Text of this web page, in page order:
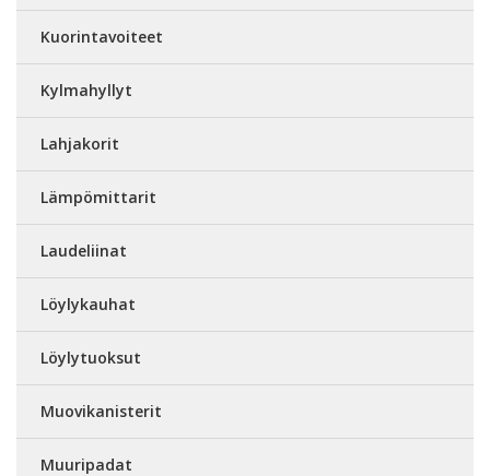
Kuorintavoiteet
Kylmahyllyt
Lahjakorit
Lämpömittarit
Laudeliinat
Löylykauhat
Löylytuoksut
Muovikanisterit
Muuripadat